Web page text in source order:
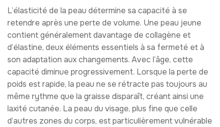
L’élasticité de la peau détermine sa capacité à se
retendre après une perte de volume. Une peau jeune
contient généralement davantage de collagène et
d’élastine, deux éléments essentiels à sa fermeté et à
son adaptation aux changements. Avec l’âge, cette
capacité diminue progressivement. Lorsque la perte de
poids est rapide, la peau ne se rétracte pas toujours au
même rythme que la graisse disparaît, créant ainsi une
laxité cutanée. La peau du visage, plus fine que celle
d’autres zones du corps, est particulièrement vulnérable